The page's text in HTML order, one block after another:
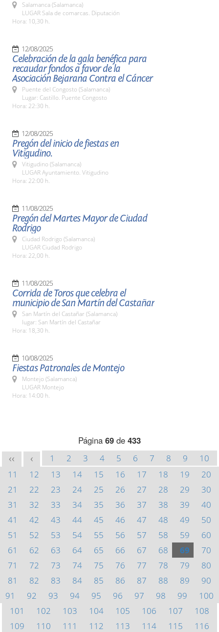
Salamanca (Salamanca)
LUGAR Sala de comarcas. Diputación
Hora: 10,30 h.
12/08/2025
Celebración de la gala benéfica para
recaudar fondos a favor de la
Asociación Bejarana Contra el Cáncer
Puente del Congosto (Salamanca)
Lugar: Castillo. Puente Congosto
Hora: 22:30 h.
12/08/2025
Pregón del inicio de fiestas en
Vitigudino.
Vitigudino (Salamanca)
LUGAR Ayuntamiento. Vitigudino
Hora: 22:00 h.
11/08/2025
Pregón del Martes Mayor de Ciudad
Rodrigo
Ciudad Rodrigo (Salamanca)
LUGAR Ciudad Rodrigo
Hora: 22,00 h.
11/08/2025
Corrida de Toros que celebra el
municipio de San Martín del Castañar
San Martín del Castañar (Salamanca)
lugar: San Martín del Castañar
Hora: 18,30 h.
10/08/2025
Fiestas Patronales de Montejo
Montejo (Salamanca)
LUGAR Montejo
Hora: 14:00 h.
Página 69 de 433
<< < 1 2 3 4 5 6 7 8 9
10
11
12 13 14 15 16 17 18 19
20
21
22 23 24 25 26 27 28 29
30
31
32 33 34 35 36 37 38 39
40
41
42 43 44 45 46 47 48 49
50
51
52 53 54 55 56 57 58 59
60
61
62 63 64 65 66 67 68 69
70
71
72 73 74 75 76 77 78 79
80
81
82 83 84 85 86 87 88 89
90
91
92 93 94 95 96 97 98 99
100
101
102 103 104 105 106 107
108
109
110 111 112 113 114 115
116